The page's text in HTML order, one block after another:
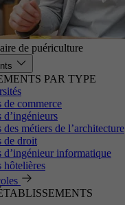
de puériculture
PAR TYPE
de commerce
d’ingénieurs
des métiers de l’architecture
de droit
d’ingénieur informatique
hôtelières